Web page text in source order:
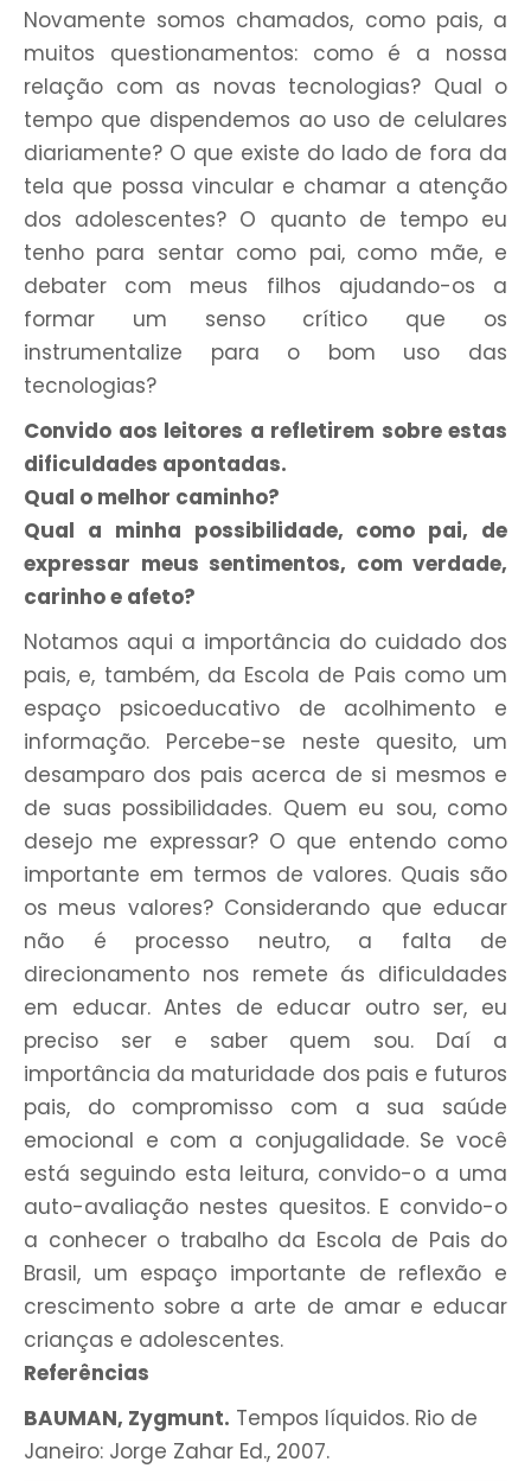
Novamente somos chamados, como pais, a
muitos questionamentos: como é a nossa
relação com as novas tecnologias? Qual o
tempo que dispendemos ao uso de celulares
diariamente? O que existe do lado de fora da
tela que possa vincular e chamar a atenção
dos adolescentes? O quanto de tempo eu
tenho para sentar como pai, como mãe, e
debater com meus filhos ajudando-os a
formar um senso crítico que os
instrumentalize para o bom uso das
tecnologias?
Convido aos leitores a refletirem sobre estas
dificuldades apontadas.
Qual o melhor caminho?
Qual a minha possibilidade, como pai, de
expressar meus sentimentos, com verdade,
carinho e afeto?
Notamos aqui a importância do cuidado dos
pais, e, também, da Escola de Pais como um
espaço psicoeducativo de acolhimento e
informação. Percebe-se neste quesito, um
desamparo dos pais acerca de si mesmos e
de suas possibilidades. Quem eu sou, como
desejo me expressar? O que entendo como
importante em termos de valores. Quais são
os meus valores? Considerando que educar
não é processo neutro, a falta de
direcionamento nos remete ás dificuldades
em educar. Antes de educar outro ser, eu
preciso ser e saber quem sou. Daí a
importância da maturidade dos pais e futuros
pais, do compromisso com a sua saúde
emocional e com a conjugalidade. Se você
está seguindo esta leitura, convido-o a uma
auto-avaliação nestes quesitos. E convido-o
a conhecer o trabalho da Escola de Pais do
Brasil, um espaço importante de reflexão e
crescimento sobre a arte de amar e educar
crianças e adolescentes.
Referências
BAUMAN, Zygmunt. Tempos líquidos. Rio de
Janeiro: Jorge Zahar Ed., 2007.